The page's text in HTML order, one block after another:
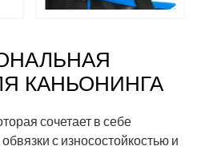
КАНЬОНИНГА
сочетает в себе
с износостойкостью и